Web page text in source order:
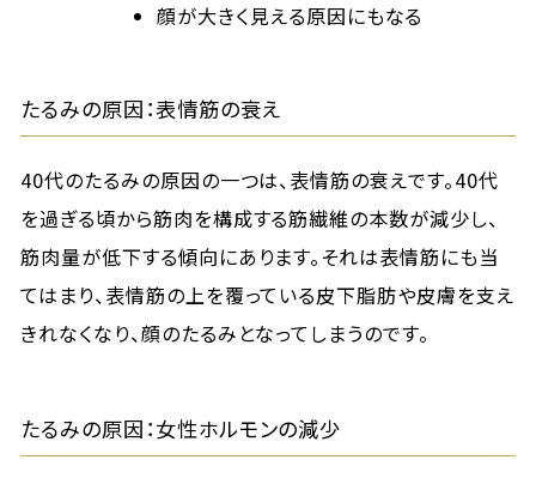
顔が大きく見える原因にもなる
たるみの原因：表情筋の衰え
40代のたるみの原因の一つは、表情筋の衰えです。40代
を過ぎる頃から筋肉を構成する筋繊維の本数が減少し、
筋肉量が低下する傾向にあります。それは表情筋にも当
てはまり、表情筋の上を覆っている皮下脂肪や皮膚を支え
きれなくなり、顔のたるみとなってしまうのです。
たるみの原因：女性ホルモンの減少